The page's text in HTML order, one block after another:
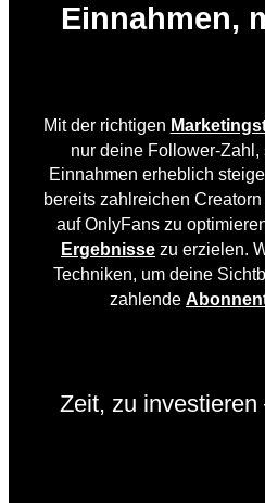
Einnahmen,
Mit der richtigen
nur deine Follower-
Einnahmen erheblich
bereits zahlreichen
auf OnlyFans zu
Ergebnisse zu erzielen.
Techniken, um deine
zahlende
Zeit, zu